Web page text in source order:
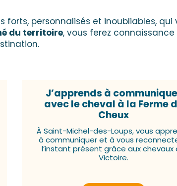
forts, personnalisés et inoubliables, qui
du territoire, vous ferez
J’apprends à
avec le cheval à la Ferme
Cheux
À Saint-Michel-des-Loups, vous
à communiquer et à vous
l’instant présent grâce aux chevaux
Victoire.